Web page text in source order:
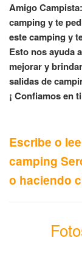
Amigo
camping y te
este camping y
Esto nos ayuda
mejorar y
salidas de
¡ Confiamos en
Escribe o
camping
o haciendo